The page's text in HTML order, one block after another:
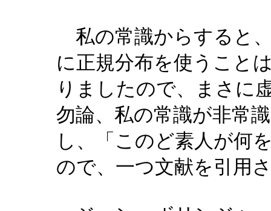
私の常識からすると
に正規分布を使うこと
りましたので、まさに
勿論、私の常識が非常
し、「このど素人が何
ので、一つ文献を引用